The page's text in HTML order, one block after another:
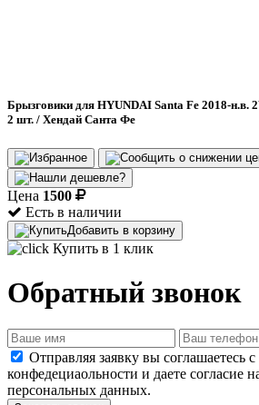
Брызговики для HYUNDAI Santa Fe 2018-н.в.
2 шт. / Хендай Санта Фе
Цена 1500
Есть в наличии
Добавить в корзину
Купить в 1 клик
Обратный звонок
Отправляя заявку вы соглашаетесь
конфедециаольности и даете согласие
персональных данных.